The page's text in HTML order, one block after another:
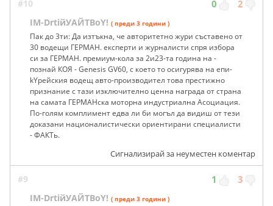
#10 0 2
IM-DrtiйУАЙТBoY! ( преди 3 години )
Пак до 3ти: Да изтъкна, че авторитетно жури съставено от
30 водещи ГЕРМАН. експерти и журналисти спря избора
си за ГЕРМАН. премиум-кола за 2и23-та година на -
познай КОЯ - Genesis GV60, с което то осигурява на епи-
kYpeйския водещ авто-производител това престижно
признание с тази изключително ценна награда от страна
на самата ГЕРМАНска моторна индустриална Асоциация.
По-голям комплимент едва ли би могъл да видиш от тези
доказани националистически ориентирани специалисти
- ФАКТь.
Сигнализирай за неуместен коментар
#9 1 3
IM-DrtiйУАЙТBoY! ( преди 3 години )